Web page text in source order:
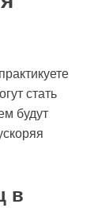
стать
будут
в